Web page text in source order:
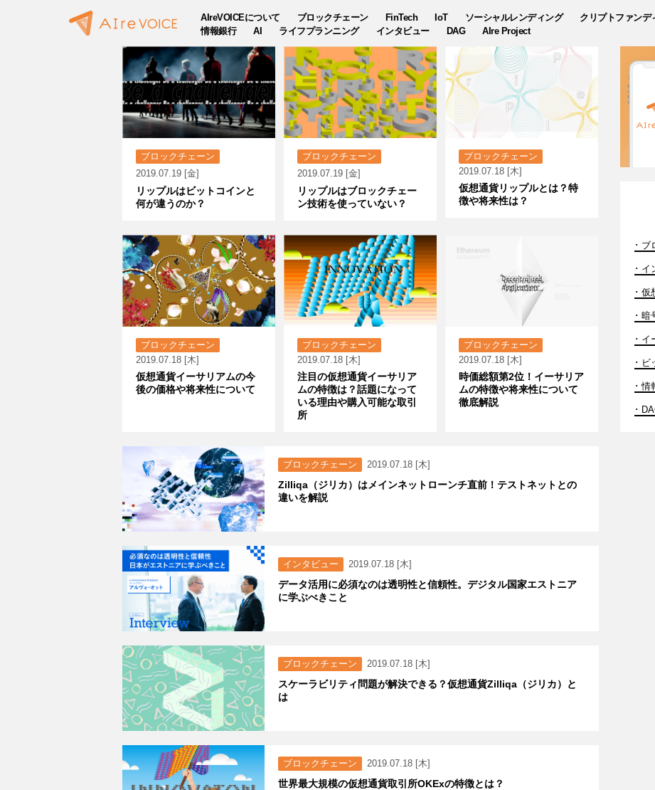
AIreVOICEについて ブロックチェーン FinTech IoT ソーシャルレンディング
クリプトファンデ
情報銀行
AI ライフプランニング インタビュー DAG AIre Project
ブロックチェーン
2019.07.19 [金]
リップルはビットコインと
何が違うのか？
ブロックチェーン
2019.07.19 [金]
リップルはブロックチェー
ン技術を使っていない？
ブロックチェーン
2019.07.18 [木]
仮想通貨リップルとは？特
徴や将来性は？
ブロックチェーン
2019.07.18 [木]
仮想通貨イーサリアムの今
後の価格や将来性について
ブロックチェーン
2019.07.18 [木]
注目の仮想通貨イーサリア
ムの特徴は？話題になって
いる理由や購入可能な取引
所
ブロックチェーン
2019.07.18 [木]
時価総額第2位！イーサリア
ムの特徴や将来性について
徹底解説
ブロックチェーン 2019.07.18 [木]
Zilliqa（ジリカ）はメインネットローンチ直前！テストネットとの
違いを解説
インタビュー 2019.07.18 [木]
データ活用に必須なのは透明性と信頼性。デジタル国家エストニア
に学ぶべきこと
ブロックチェーン 2019.07.18 [木]
スケーラビリティ問題が解決できる？仮想通貨Zilliqa（ジリカ）と
は
ブロックチェーン 2019.07.18 [木]
世界最大規模の仮想通貨取引所OKExの特徴とは？
ブ
イ
仮
暗
イ
ビ
情